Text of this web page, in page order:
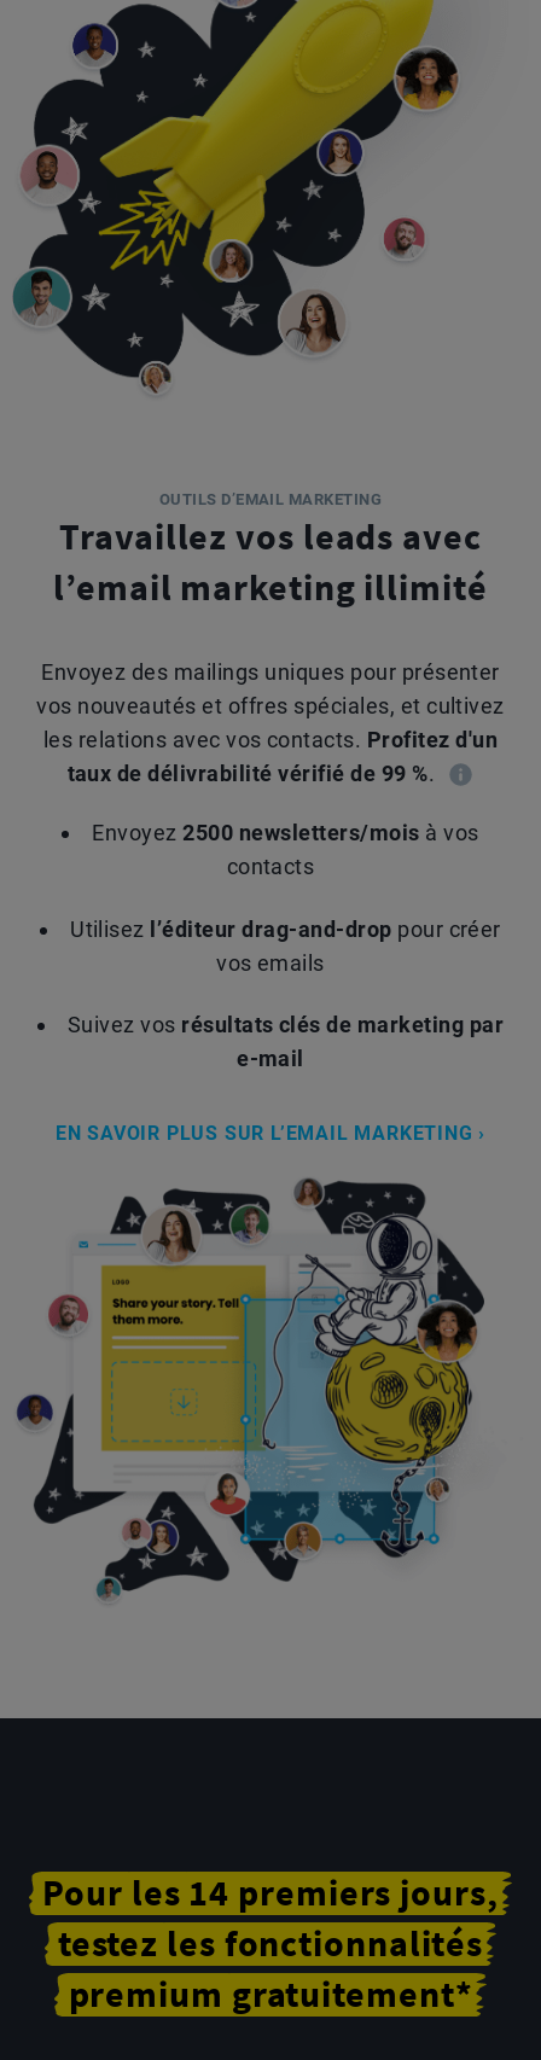
OUTILS D’EMAIL MARKETING
Travaillez vos leads avec
l’email marketing illimité
Envoyez des mailings uniques pour présenter
vos nouveautés et offres spéciales, et cultivez
les relations avec vos contacts. Profitez d'un
taux de délivrabilité vérifié de 99 %.
Envoyez2500 newsletters/mois à vos
contacts
Utilisez l’éditeur drag-and-drop pour créer
vos emails
Suivez vos résultats clés de marketing par
e-mail
EN SAVOIR PLUS SUR L’EMAIL MARKETING ›
Pour les 14 premiers jours,
testez les fonctionnalités
premium gratuitement*